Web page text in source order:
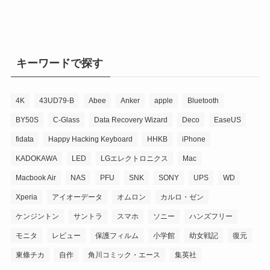
キーワードで探す
4K 43UD79-B Abee Anker apple Bluetooth
BY50S C-Glass Data Recovery Wizard Deco EaseUS
fidata Happy Hacking Keyboard HHKB iPhone
KADOKAWA LED LGエレクトロニクス Mac
Macbook Air NAS PFU SNK SONY UPS WD
Xperia アイオーデータ オムロン カルロ・ゼン
ケンジントン サントラ スマホ ソニー ハンズフリー
モニタ レビュー 保護フィルム 小学館 幼女戦記 復元
東條チカ 自作 角川コミック・エース 集英社